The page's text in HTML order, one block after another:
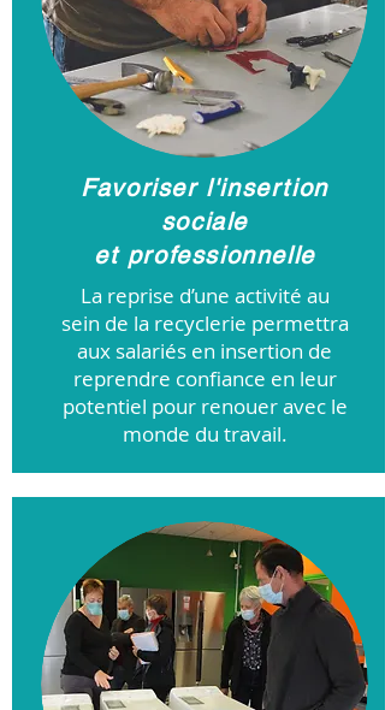
Favoriser l'insertion
sociale
et professionnelle
La reprise d’une activité au
sein de la recyclerie permettra
aux salariés en insertion de
reprendre confiance en leur
potentiel pour renouer avec le
monde du travail.